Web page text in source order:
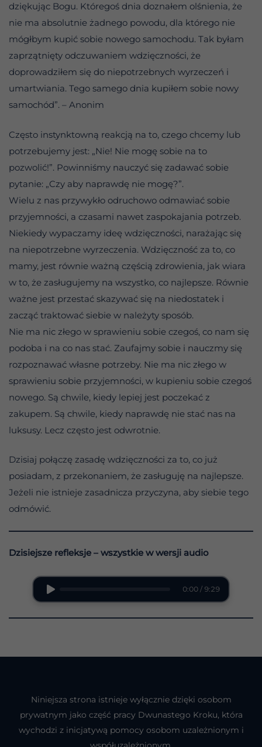
dziękując Bogu. Któregoś dnia doznałem olśnienia, że
nie ma absolutnie żadnego powodu, dla którego nie
mógłbym kupić sobie nowego samochodu. Tak byłam
zaprzątnięty odczuwaniem wdzięczności, że
doprowadziłem się do niepotrzebnych wyrzeczeń i
umartwiania. Tego samego dnia kupiłem sobie nowy
samochód”. – Anonim
Często instynktowną reakcją na to, czego chcemy lub
potrzebujemy jest: „Nie! Nie mogę sobie na to
pozwolić!”. Powinniśmy nauczyć się zadawać sobie
pytanie: „Czy aby naprawdę nie mogę?”.
Wielu z nas przywykło odruchowo odmawiać sobie
przyjemności, a czasami nawet zaspokajania potrzeb.
Niekiedy wypaczamy ideę wdzięczności, narażając się
na niepotrzebne wyrzeczenia. Wdzięczność za to, co
mamy, jest równie ważną częścią zdrowienia, jak wiara
w to, że zasługujemy na wszystko, co najlepsze. Równie
ważne jest przestać skazywać się na niedostatek i
zacząć traktować siebie w należyty sposób.
Nie ma nic złego w sprawieniu sobie czegoś, co nam się
podoba i na co nas stać. Zaufajmy sobie i nauczmy się
rozpoznawać własne potrzeby. Nie ma nic złego w
sprawieniu sobie przyjemności, w kupieniu sobie czegoś
nowego. Są chwile, kiedy lepiej jest poczekać z
zakupem. Są chwile, kiedy naprawdę nie stać nas na
luksusy. Lecz często jest odwrotnie.
Dzisiaj połączę zasadę wdzięczności za to, co już
posiadam, z przekonaniem, że zasługuję na najlepsze.
Jeżeli nie istnieje zasadnicza przyczyna, aby siebie tego
odmówić.
Dzisiejsze refleksje – wszystkie w wersji audio
0:00 / 9:29
Niniejsza strona istnieje wyłącznie dzięki osobom
prywatnym jako część pracy Dwunastego Kroku, która
wychodzi z inicjatywą pomocy osobom uzależnionym i